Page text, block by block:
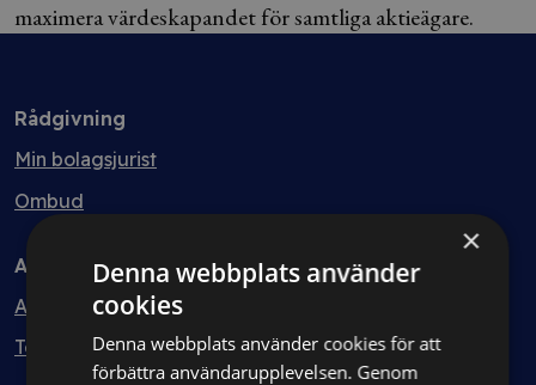
maximera värdeskapandet för samtliga aktieägare.
Rådgivning
Min bolagsjurist
Ombud
Avtal
Avtalshantering
Testa kostnadsfritt
×
Denna webbplats använder
cookies
Denna webbplats använder cookies för att
förbättra användarupplevelsen. Genom